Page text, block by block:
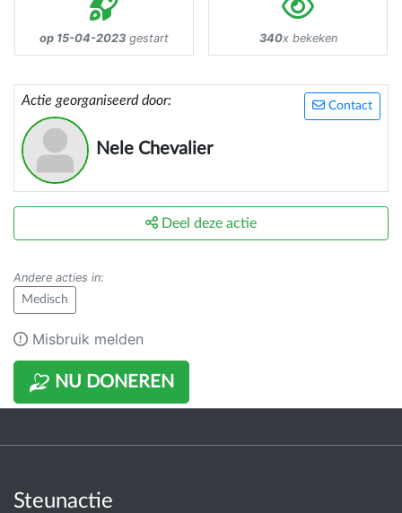
op 15-04-2023 gestart 340x bekeken
Contact
Actie georganiseerd door:
Nele Chevalier
NU DONEREN
Deel deze actie
Andere acties in:
Medisch
Misbruik melden
Steunactie